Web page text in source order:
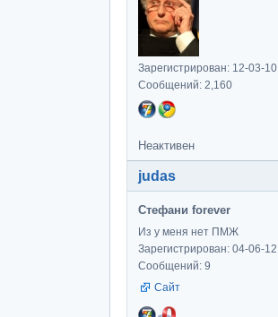
Зарегистрирован: 12-03-10
Сообщений: 2,160
Неактивен
judas
Стефани forever
Из у меня нет ПМЖ
Зарегистрирован: 04-06-12
Сообщений: 9
Сайт